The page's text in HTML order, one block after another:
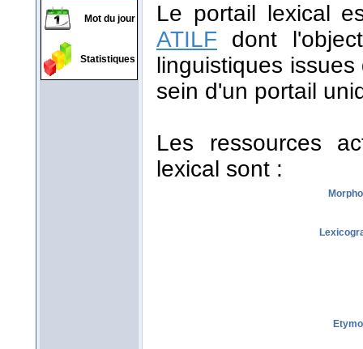
Mot du jour
Statistiques
Le portail lexical
ATILF dont
linguistiques
sein d'un portail
Les ressources
lexical sont :